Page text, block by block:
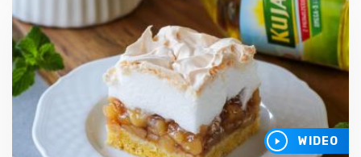
WIDEO